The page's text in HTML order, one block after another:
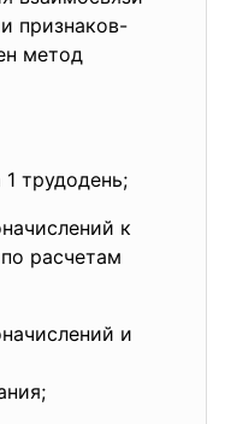
признаков-
метод
трудодень;
к
расчетам
и